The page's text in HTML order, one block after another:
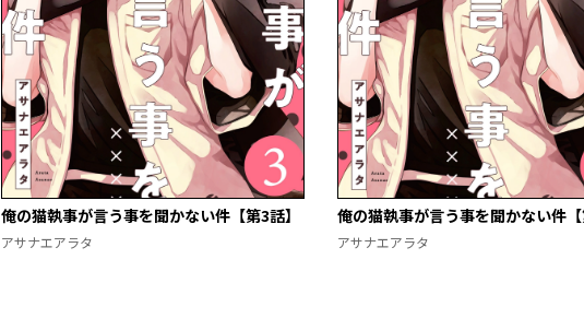
俺の猫執事が言う事を聞かない件【第3話】
アサナエアラタ
俺の猫執事が言う事を聞かない件【
アサナエアラタ